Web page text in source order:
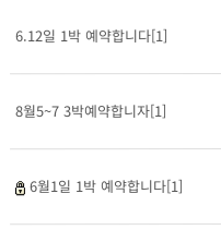
6.12일 1박 예약합니다[1]
8월5~7 3박예약합니자[1]
6월1일 1박 예약합니다[1]